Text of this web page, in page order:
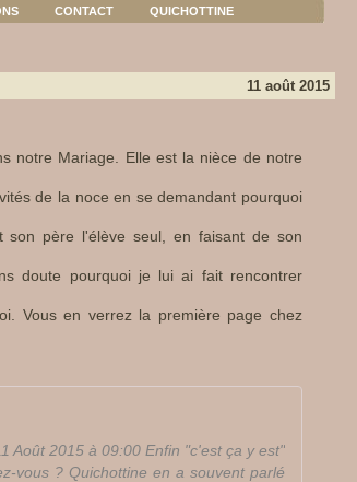
CONTACT QUICHOTTINE
11 août 2015
notre Mariage. Elle est la nièce de notre
de la noce en se demandant pourquoi
son père l'élève seul, en faisant de son
doute pourquoi je lui ai fait rencontrer
Vous en verrez la première page chez
Août 2015 à 09:00 Enfin "c'est ça y est"
vous ? Quichottine en a souvent parlé